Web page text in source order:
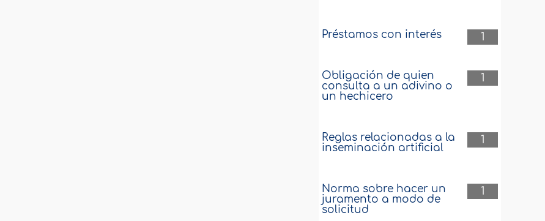
1
Préstamos con interés
1
Obligación de quien
consulta a un adivino o
un hechicero
1
Reglas relacionadas a la
inseminación artificial
1
Norma sobre hacer un
juramento a modo de
solicitud